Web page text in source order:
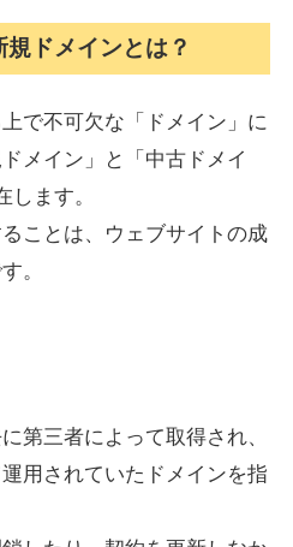
を見る
ドメイン年齢10年
ドメインとは？
で不可欠な「ドメイン」に
メイン」と「中古ドメイ
します。
ことは、ウェブサイトの成
。
第三者によって取得され、
用されていたドメインを指